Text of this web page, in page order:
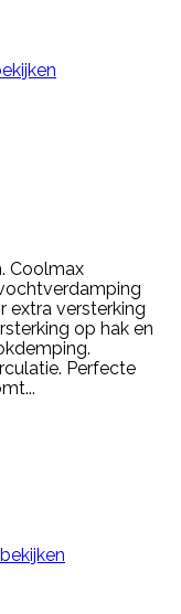
Coolmax
extra versterking
op hak en
Perfecte